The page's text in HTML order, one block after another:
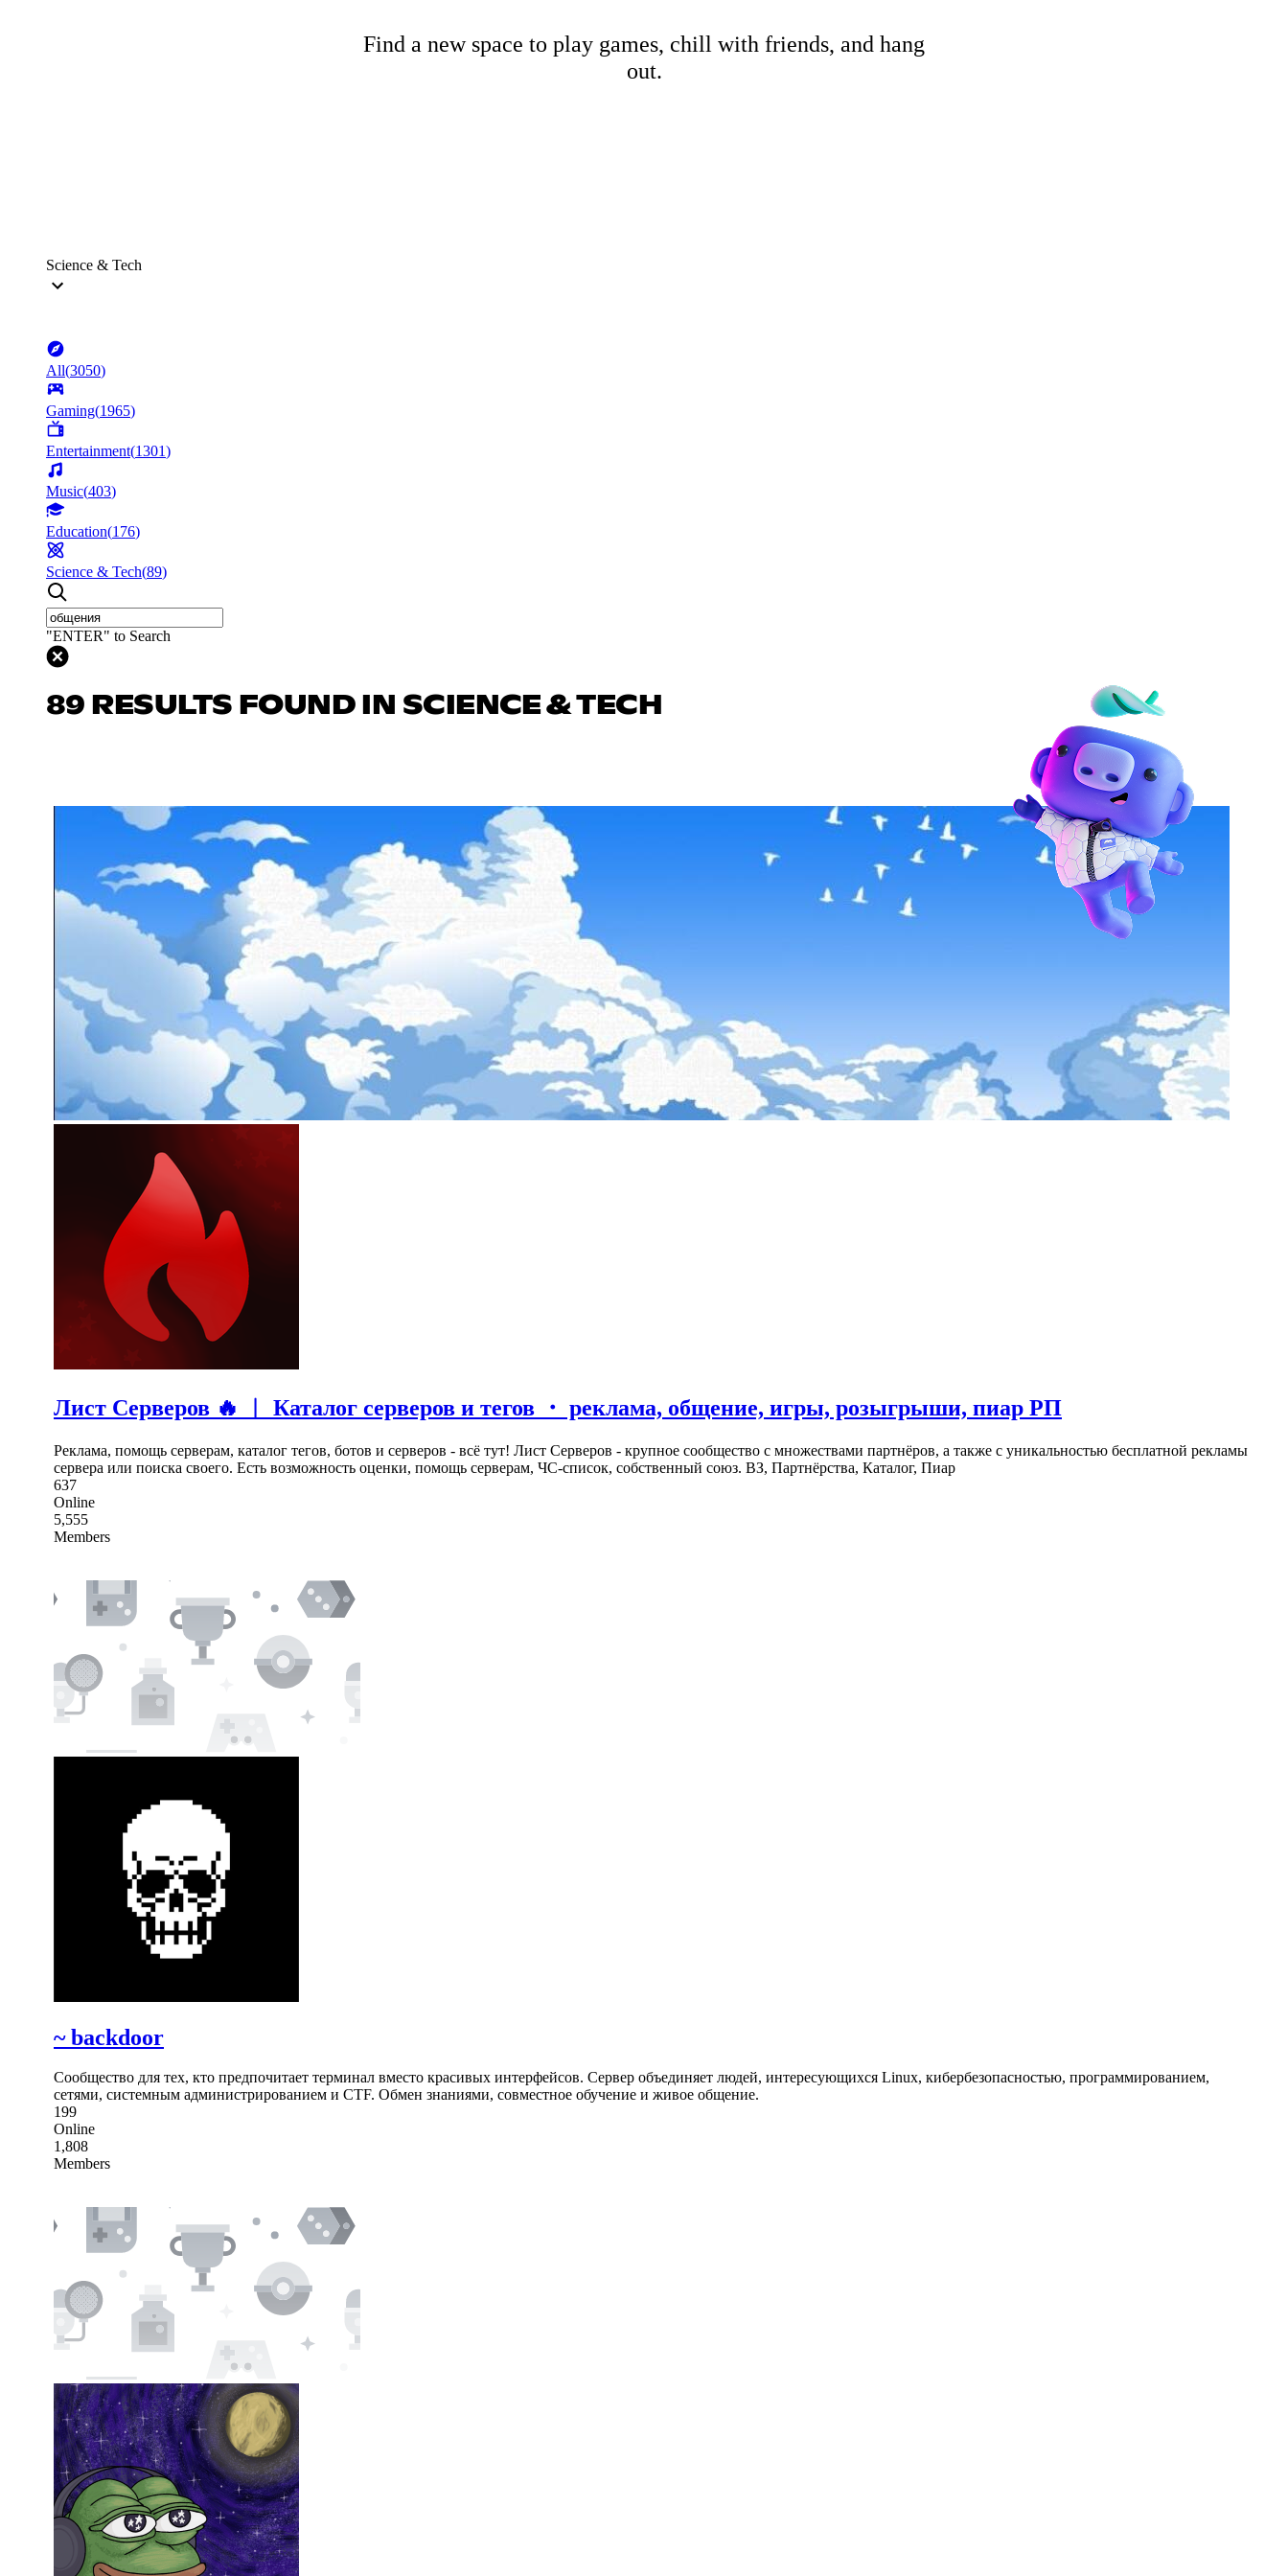
Find a new space to play games, chill with friends, and hang
out.
Science & Tech
All(3050)
Gaming(1965)
Entertainment(1301)
Music(403)
Education(176)
Science & Tech(89)
"ENTER" to Search
89 RESULTS FOUND IN SCIENCE & TECH
Лист Серверов 🔥 ︱ Каталог серверов и тегов ・ реклама, общение, игры, розыгрыши, пиар РП
Реклама, помощь серверам, каталог тегов, ботов и серверов - всё тут! Лист Серверов - крупное сообщество с множествами партнёров, а также с уникальностью бесплатной рекламы
сервера или поиска своего. Есть возможность оценки, помощь серверам, ЧС-список, собственный союз. ВЗ, Партнёрства, Каталог, Пиар
637
Online
5,555
Members
~ backdoor
Сообщество для тех, кто предпочитает терминал вместо красивых интерфейсов. Сервер объединяет людей, интересующихся Linux, кибербезопасностью, программированием,
сетями, системным администрированием и CTF. Обмен знаниями, совместное обучение и живое общение.
199
Online
1,808
Members